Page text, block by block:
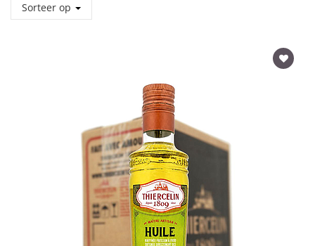
Sorteer op